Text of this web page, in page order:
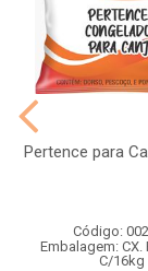
Pertence para
Código:
Embalagem: CX.
C/16kg